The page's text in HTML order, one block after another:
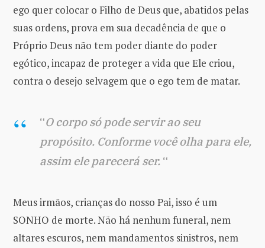
ego quer colocar o Filho de Deus que, abatidos pelas
suas ordens, prova em sua decadência de que o
Próprio Deus não tem poder diante do poder
egótico, incapaz de proteger a vida que Ele criou,
contra o desejo selvagem que o ego tem de matar.
“O corpo só pode servir ao seu
propósito. Conforme você olha para ele,
assim ele parecerá ser. “
Meus irmãos, crianças do nosso Pai, isso é um
SONHO de morte. Não há nenhum funeral, nem
altares escuros, nem mandamentos sinistros, nem